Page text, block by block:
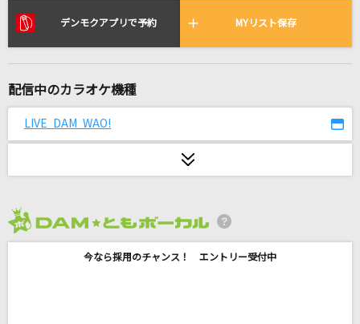
リアルタイムで歌われている曲の一覧
[生音]絵空
今夜月の見える丘に
神様、僕は気づいてしまった
デンモクアプリで予約 MYリスト保存
配信中のカラオケ機種
LIVE DAM WAO!
今なら採用のチャンス！ エントリー受付中